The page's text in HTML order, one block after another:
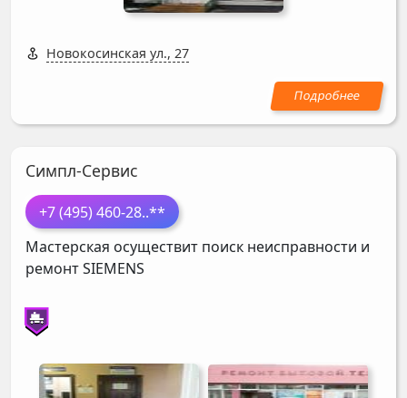
Новокосинская ул., 27
Симпл-Сервис
+7 (495) 460-28..**
Мастерская осуществит поиск неисправности и
ремонтSIEMENS